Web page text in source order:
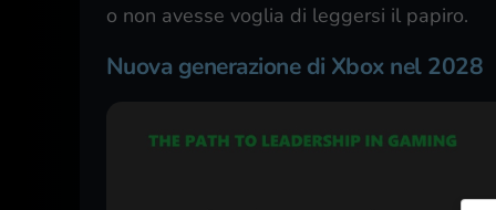
o non avesse voglia di leggersi il papiro.
Nuova generazione di Xbox nel 2028